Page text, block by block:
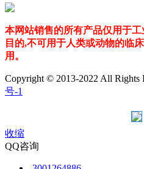
本网站销售的所有产品仅用于
目的,不可用于人类或动物的临
用。
Copyright © 2013-2022 All Rights
号-1
收缩
QQ咨询